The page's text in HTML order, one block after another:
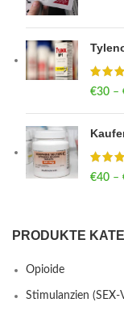
€30 –
€40 –
PRODUKTE
Opioide
Stimulanzien (SEX-